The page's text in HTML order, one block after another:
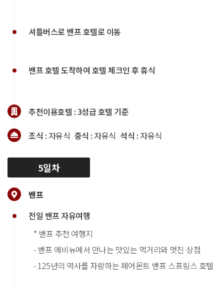
셔틀버스로 밴프 호텔로 이동
밴프 호텔 도착하여 호텔 체크인 후 휴식
추천이용호텔 :3성급 호텔 기준
조식 : 자유식 중식 : 자유식 석식 : 자유식
5일차
밴프
전일 밴프 자유여행
* 밴프 추천 여행지
- 밴프 에비뉴에서 만나는 맛있는 먹거리와 멋진 상점
- 125년의 역사를 자랑하는 페어몬트 밴프 스프링스 호텔